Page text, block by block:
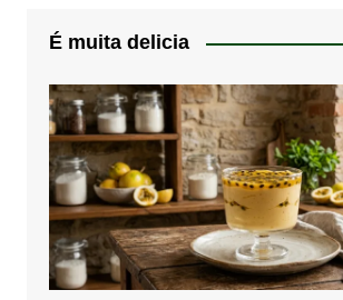
É muita delicia